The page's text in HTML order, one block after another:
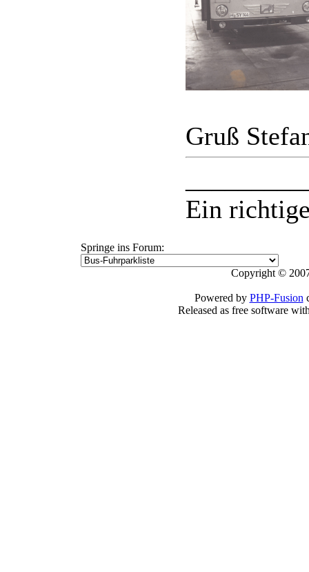
Gruß
Ein
Springe ins Forum:
Copyright ©
Powered by PHP-Fusion
Released as free software